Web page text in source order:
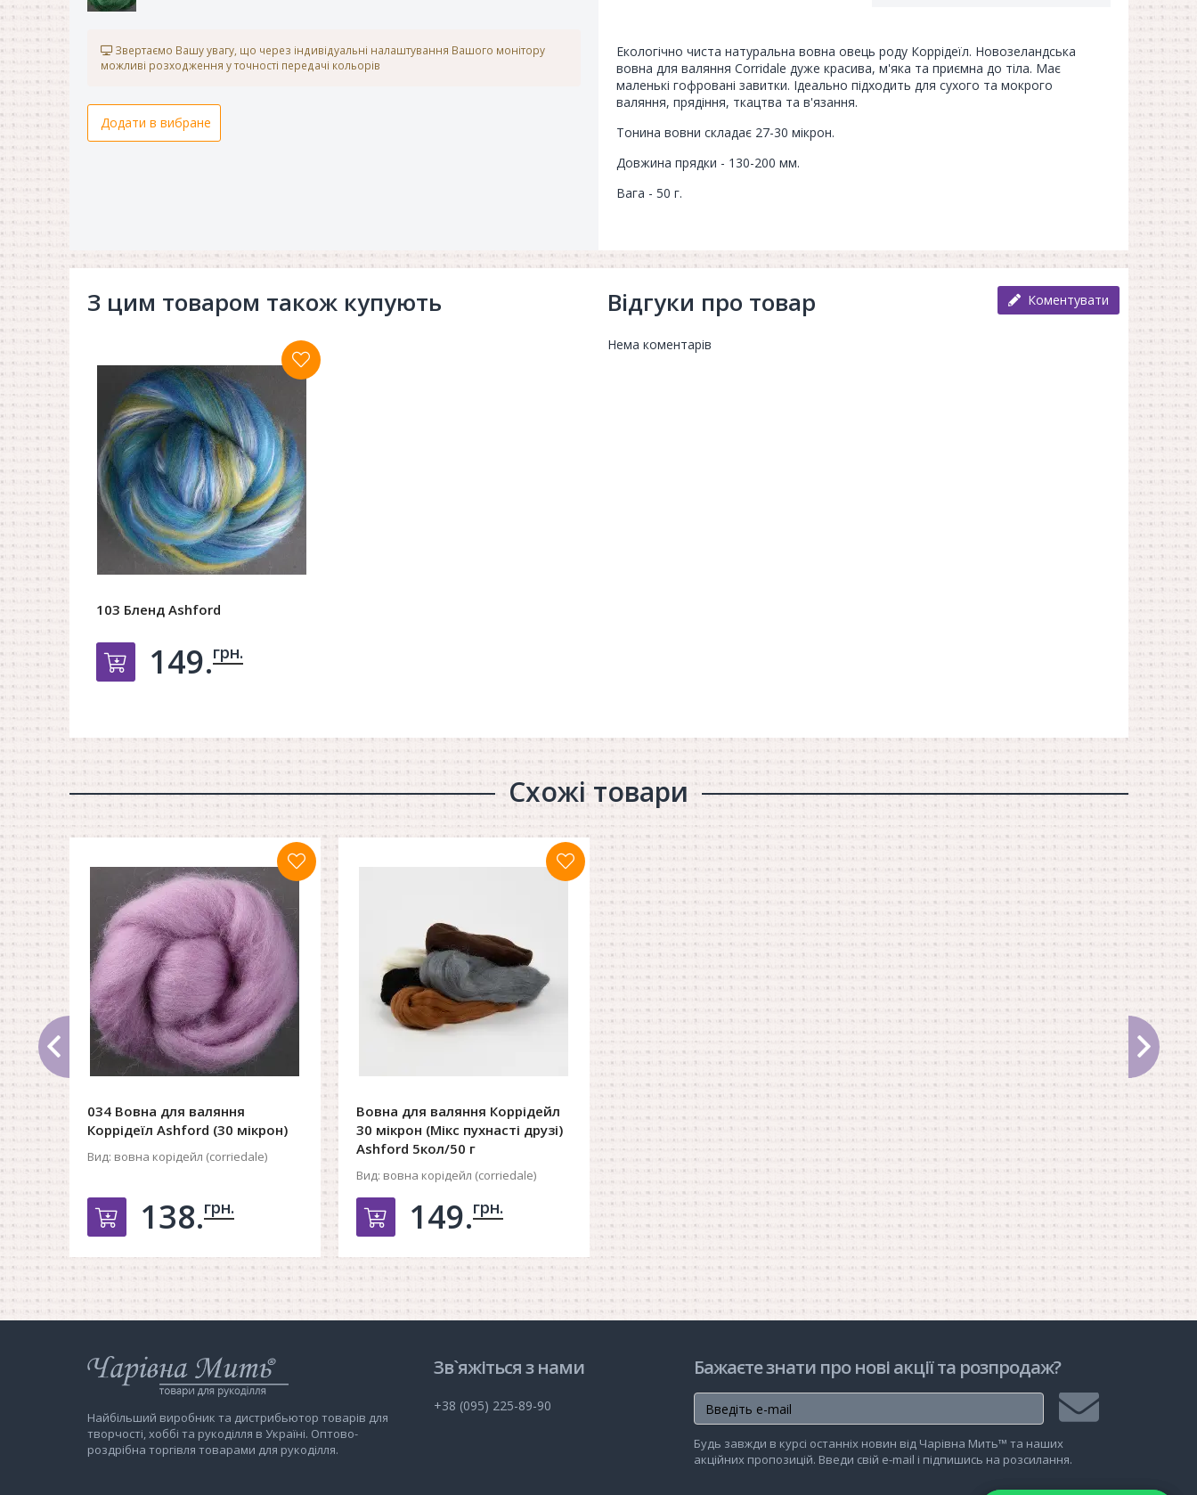
Звертаємо Вашу увагу, що через індивідуальні налаштування Вашого монітору
можливі розходження у точності передачі кольорів
Додати в вибране
Екологічно чиста натуральна вовна овець роду Коррідеїл. Новозеландська
вовна для валяння Corridale дуже красива, м'яка та приємна до тіла. Має
маленькі гофровані завитки. Ідеально підходить для сухого та мокрого
валяння, прядіння, ткацтва та в'язання.
Тонина вовни складає 27-30 мікрон.
Довжина прядки - 130-200 мм.
Вага - 50 г.
З цим товаром також купують
103 Бленд Ashford
Добавить в корзину
149.грн.
Відгуки про товар Коментувати
Нема коментарів
Схожі товари
034 Вовна для валяння
Коррідеїл Ashford (30 мікрон)
Вид: вовна корідейл (corriedale)
Добавить в корзину
138.грн.
Вовна для валяння Коррідейл
30 мікрон (Мікс пухнасті друзі)
Ashford 5кол/50 г
Вид: вовна корідейл (corriedale)
Добавить в корзину
149.грн.
Інтернет-
магазин
Мить
Найбільший виробник та дистрибьютор товарів для
творчості, хоббі та рукоділля в Україні. Оптово-
роздрібна торгівля товарами для рукоділля.
Зв`яжіться з нами
+38 (095) 225-89-90
Бажаєте знати про нові акції та розпродаж?
Будь завжди в курсі останніх новин від Чарівна Мить™ та наших
акційних пропозицій. Введи свій e-mail і підпишись на розсилання.